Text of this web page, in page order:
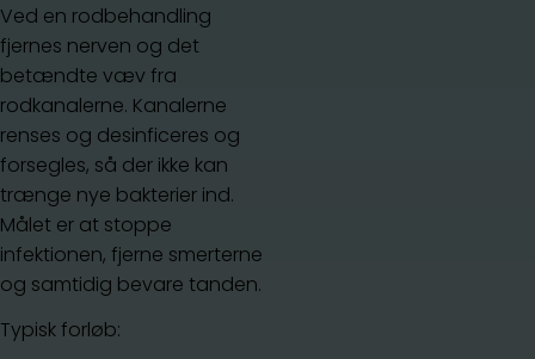
Ved en rodbehandling
fjernes nerven og det
betændte væv fra
rodkanalerne. Kanalerne
renses og desinficeres og
forsegles, så der ikke kan
trænge nye bakterier ind.
Målet er at stoppe
infektionen, fjerne smerterne
og samtidig bevare tanden.
Typisk forløb: